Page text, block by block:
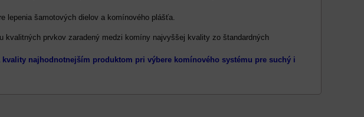
lepenia šamotových dielov a komínového plášťa.
prvkov zaradený medzi komíny najvyššej kvality zo štandardných
najhodnotnejším produktom pri výbere komínového systému pre suchý i